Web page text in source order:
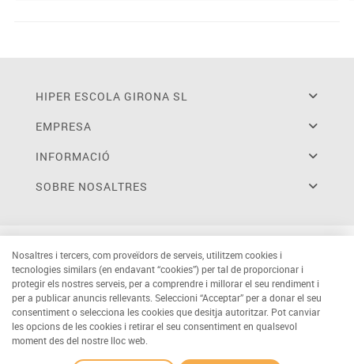
HIPER ESCOLA GIRONA SL
EMPRESA
INFORMACIÓ
SOBRE NOSALTRES
Nosaltres i tercers, com proveïdors de serveis, utilitzem cookies i
tecnologies similars (en endavant “cookies”) per tal de proporcionar i
protegir els nostres serveis, per a comprendre i millorar el seu rendiment i
per a publicar anuncis rellevants. Seleccioni “Acceptar” per a donar el seu
consentiment o selecciona les cookies que desitja autoritzar. Pot canviar
les opcions de les cookies i retirar el seu consentiment en qualsevol
moment des del nostre lloc web.